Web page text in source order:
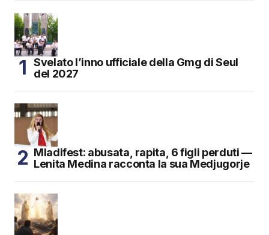
Svelato l’inno ufficiale della Gmg di Seul
del 2027
Mladifest: abusata, rapita, 6 figli perduti —
Lenita Medina racconta la sua Medjugorje